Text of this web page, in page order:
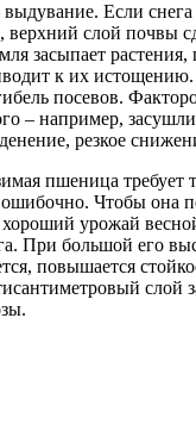
Если
верхний слой почвы
засыпает
к их истощению.
посевов.
– например,
резкое
пшеница требует
Чтобы она
хороший урожай
При большой его
повышается
слой